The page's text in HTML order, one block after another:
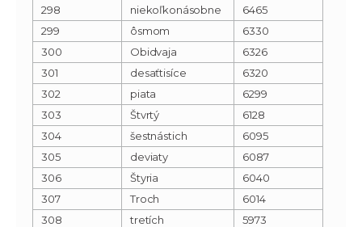
298 niekoľkonásobne
6465
299
ôsmom
6330
300
Obidvaja
6326
301
desaťtisíce
6320
302
piata
6299
303
Štvrtý
6128
304
šestnástich
6095
305
deviaty
6087
306
Štyria
6040
307
Troch
6014
308
tretích
5973